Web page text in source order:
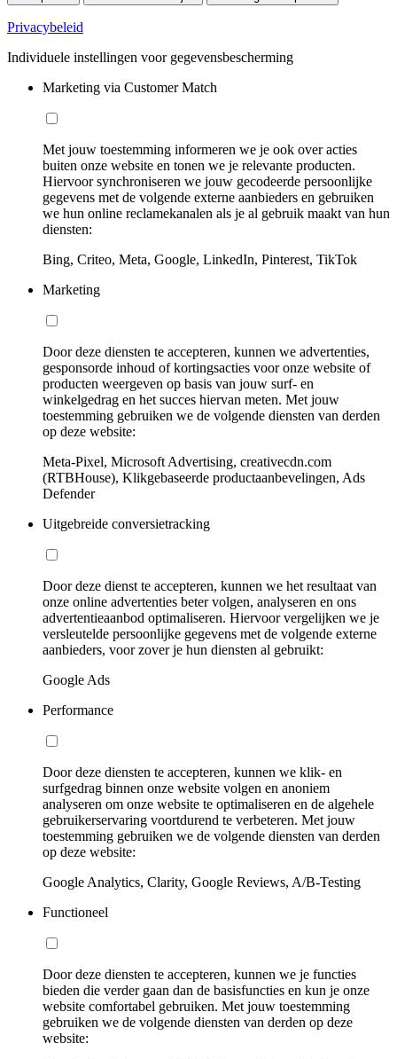
Privacybeleid
Individuele instellingen voor gegevensbescherming
Marketing via Customer Match
Met jouw toestemming informeren we je ook over acties
buiten onze website en tonen we je relevante producten.
Hiervoor synchroniseren we jouw gecodeerde persoonlijke
gegevens met de volgende externe aanbieders en gebruiken
we hun online reclamekanalen als je al gebruik maakt van hun
diensten:
Bing, Criteo, Meta, Google, LinkedIn, Pinterest, TikTok
Marketing
Door deze diensten te accepteren, kunnen we advertenties,
gesponsorde inhoud of kortingsacties voor onze website of
producten weergeven op basis van jouw surf- en
winkelgedrag en het succes hiervan meten. Met jouw
toestemming gebruiken we de volgende diensten van derden
op deze website:
Meta-Pixel, Microsoft Advertising, creativecdn.com
(RTBHouse), Klikgebaseerde productaanbevelingen, Ads
Defender
Uitgebreide conversietracking
Door deze dienst te accepteren, kunnen we het resultaat van
onze online advertenties beter volgen, analyseren en ons
advertentieaanbod optimaliseren. Hiervoor vergelijken we je
versleutelde persoonlijke gegevens met de volgende externe
aanbieders, voor zover je hun diensten al gebruikt:
Google Ads
Performance
Door deze diensten te accepteren, kunnen we klik- en
surfgedrag binnen onze website volgen en anoniem
analyseren om onze website te optimaliseren en de algehele
gebruikerservaring voortdurend te verbeteren. Met jouw
toestemming gebruiken we de volgende diensten van derden
op deze website:
Google Analytics, Clarity, Google Reviews, A/B-Testing
Functioneel
Door deze diensten te accepteren, kunnen we je functies
bieden die verder gaan dan de basisfuncties en kun je onze
website comfortabel gebruiken. Met jouw toestemming
gebruiken we de volgende diensten van derden op deze
website: